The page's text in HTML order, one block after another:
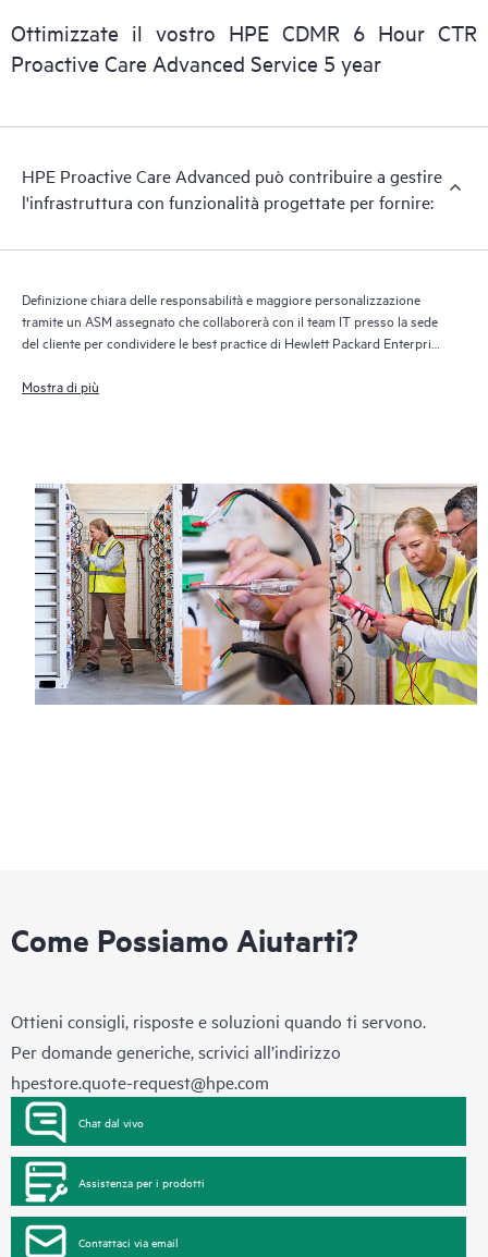
consentendo un’erogazione più veloce di supporto e servizi.
Per sfruttare appieno questo servizio di supporto, è necessario
eseguire la versione corrente della tecnologia Report Support.
Ottimizzate il vostro HPE CDMR 6 Hour CTR
Proactive Care Advanced Service 5 year
HPE Proactive Care Advanced può contribuire a gestire
l'infrastruttura con funzionalità progettate per fornire:
Definizione chiara delle responsabilità e maggiore personalizzazione
tramite un ASM assegnato che collaborerà con il team IT presso la sede
del cliente per condividere le best practice di Hewlett Packard Enterprise
Mostra di più
Come Possiamo Aiutarti?
Ottieni consigli, risposte e soluzioni quando ti servono.
Per domande generiche, scrivici all’indirizzo
hpestore.quote-request@hpe.com
Chat dal vivo
Assistenza per i prodotti
Contattaci via email